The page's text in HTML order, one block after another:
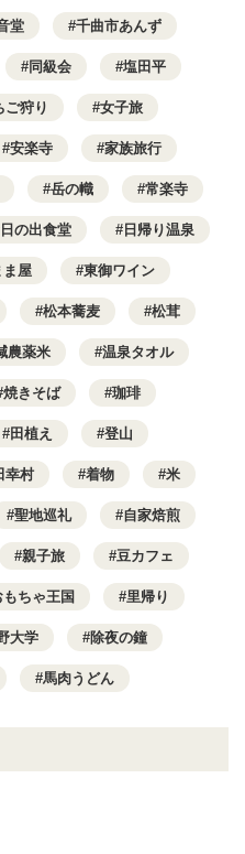
堂 千曲市あんず
同級会 塩田平
ご狩り 女子旅
安楽寺 家族旅行
岳の幟 常楽寺
日の出食堂 日帰り温泉
屋 東御ワイン
松本蕎麦 松茸
農薬米 温泉タオル
焼きそば 珈琲
田植え 登山
幸村 着物 米
聖地巡礼 自家焙煎
親子旅 豆カフェ
ちゃ王国 里帰り
大学 除夜の鐘
馬肉うどん